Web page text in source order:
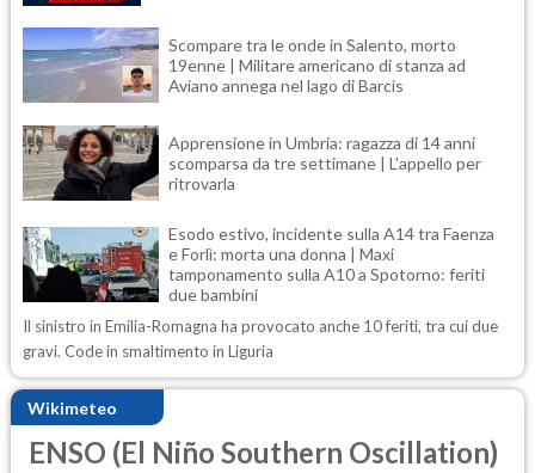
Scompare tra le onde in Salento, morto
19enne | Militare americano di stanza ad
Aviano annega nel lago di Barcis
Apprensione in Umbria: ragazza di 14 anni
scomparsa da tre settimane | L'appello per
ritrovarla
Esodo estivo, incidente sulla A14 tra Faenza
e Forlì: morta una donna | Maxi
tamponamento sulla A10 a Spotorno: feriti
due bambini
Il sinistro in Emilia-Romagna ha provocato anche 10 feriti, tra cui due
gravi. Code in smaltimento in Liguria
Wikimeteo
ENSO (El Niño Southern Oscillation)